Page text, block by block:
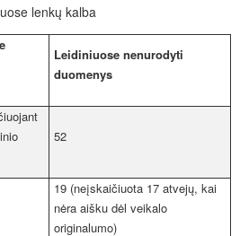
lenkų kalba
Leidiniuose nenurodyti
duomenys
52
19 (neįskaičiuota 17 atvejų, kai
nėra aišku dėl veikalo
originalumo)